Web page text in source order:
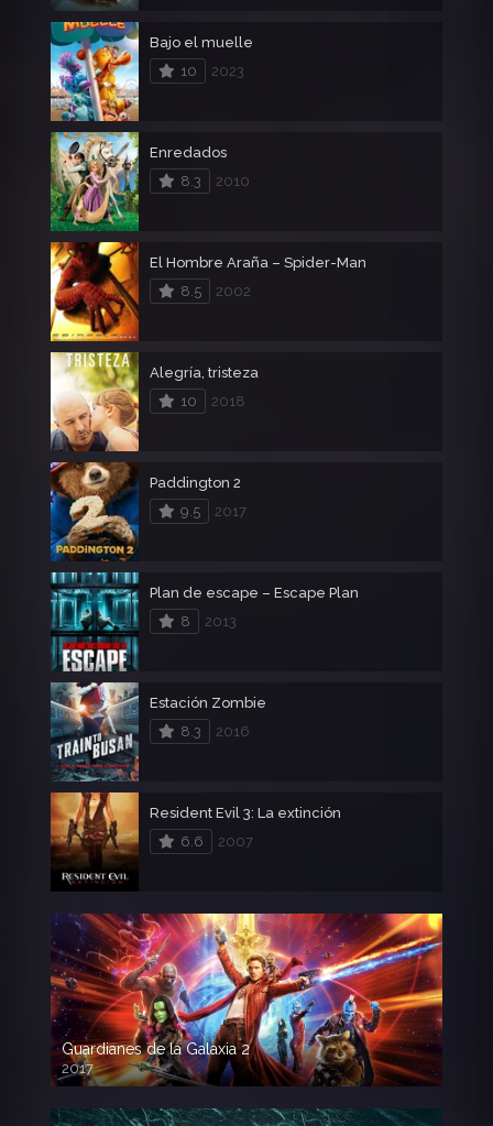
Bajo el muelle
10
2023
Enredados
8.3
2010
El Hombre Araña – Spider-Man
8.5
2002
Alegría, tristeza
10
2018
Paddington 2
9.5
2017
Plan de escape – Escape Plan
8
2013
Estación Zombie
8.3
2016
Resident Evil 3: La extinción
6.6
2007
Guardianes de la Galaxia 2
2017
720p HD